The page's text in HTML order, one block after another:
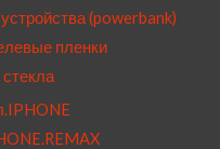
(powerbank)
пленки